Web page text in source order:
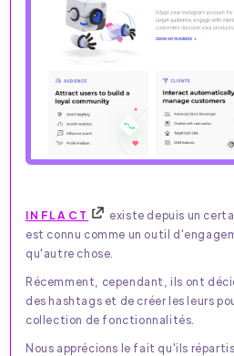
INFLACT
existe depuis un
est connu comme un outil
qu'autre chose.
Récemment, cependant, ils ont
des hashtags et de créer les leurs
collection de fonctionnalités.
Nous apprécions le fait qu'ils